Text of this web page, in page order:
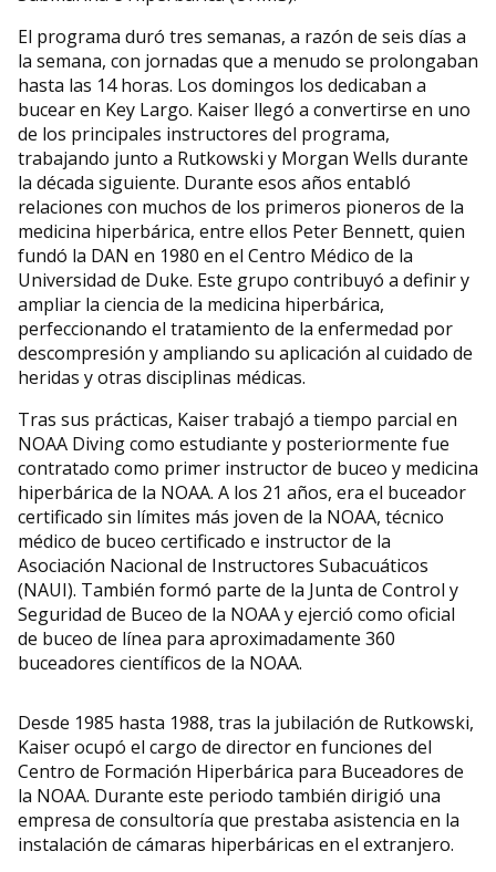
El programa duró tres semanas, a razón de seis días a
la semana, con jornadas que a menudo se prolongaban
hasta las 14 horas. Los domingos los dedicaban a
bucear en Key Largo. Kaiser llegó a convertirse en uno
de los principales instructores del programa,
trabajando junto a Rutkowski y Morgan Wells durante
la década siguiente. Durante esos años entabló
relaciones con muchos de los primeros pioneros de la
medicina hiperbárica, entre ellos Peter Bennett, quien
fundó la DAN en 1980 en el Centro Médico de la
Universidad de Duke. Este grupo contribuyó a definir y
ampliar la ciencia de la medicina hiperbárica,
perfeccionando el tratamiento de la enfermedad por
descompresión y ampliando su aplicación al cuidado de
heridas y otras disciplinas médicas.
Tras sus prácticas, Kaiser trabajó a tiempo parcial en
NOAA Diving como estudiante y posteriormente fue
contratado como primer instructor de buceo y medicina
hiperbárica de la NOAA. A los 21 años, era el buceador
certificado sin límites más joven de la NOAA, técnico
médico de buceo certificado e instructor de la
Asociación Nacional de Instructores Subacuáticos
(NAUI). También formó parte de la Junta de Control y
Seguridad de Buceo de la NOAA y ejerció como oficial
de buceo de línea para aproximadamente 360
buceadores científicos de la NOAA.
Desde 1985 hasta 1988, tras la jubilación de Rutkowski,
Kaiser ocupó el cargo de director en funciones del
Centro de Formación Hiperbárica para Buceadores de
la NOAA. Durante este periodo también dirigió una
empresa de consultoría que prestaba asistencia en la
instalación de cámaras hiperbáricas en el extranjero.